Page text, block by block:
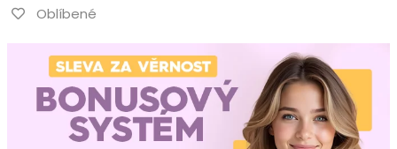
Oblíbené